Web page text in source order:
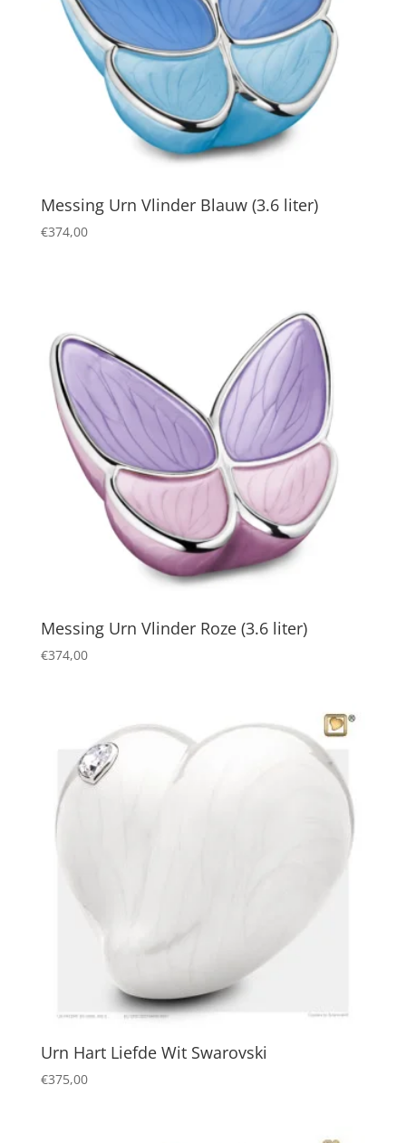
Messing Urn Vlinder Blauw (3.6 liter)
€374,00
Messing Urn Vlinder Roze (3.6 liter)
€374,00
Urn Hart Liefde Wit Swarovski
€375,00